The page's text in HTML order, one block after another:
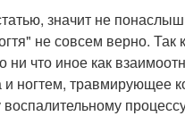
значит не
не совсем верно.
ни что иное как
ногтем, травмирующее